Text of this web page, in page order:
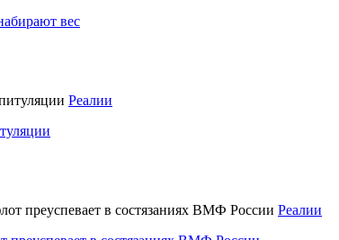
вес
Реалии
Реалии